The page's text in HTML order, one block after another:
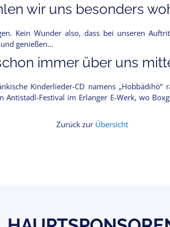
wir uns besonders
Kein Wunder also, dass bei unseren
genießen...
immer über uns
Kinderlieder-CD namens
Festival im Erlanger E-Werk, wo
Zurück zur Übersicht